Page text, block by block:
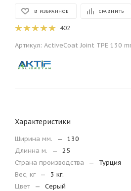
В ИЗБРАННОЕ СРАВНИТЬ
402
Артикул: ActiveCoat Joint TPE 130
Характеристики
Ширина мм. —
130
Длинна м.
—
25
Страна производства
—
Турция
Вес, кг —
3 кг.
Цвет
—
Серый